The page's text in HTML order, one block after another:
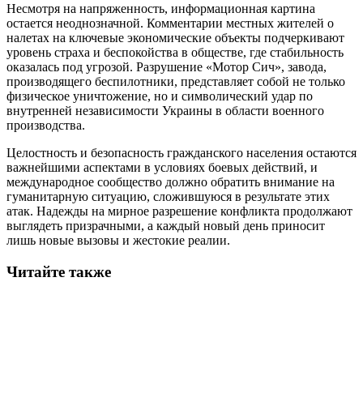
Несмотря на напряженность, информационная картина
остается неоднозначной. Комментарии местных жителей о
налетах на ключевые экономические объекты подчеркивают
уровень страха и беспокойства в обществе, где стабильность
оказалась под угрозой. Разрушение «Мотор Сич», завода,
производящего беспилотники, представляет собой не только
физическое уничтожение, но и символический удар по
внутренней независимости Украины в области военного
производства.
Целостность и безопасность гражданского населения остаются
важнейшими аспектами в условиях боевых действий, и
международное сообщество должно обратить внимание на
гуманитарную ситуацию, сложившуюся в результате этих
атак. Надежды на мирное разрешение конфликта продолжают
выглядеть призрачными, а каждый новый день приносит
лишь новые вызовы и жестокие реалии.
Читайте также